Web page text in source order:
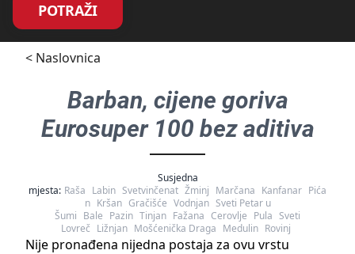
POTRAŽI
< Naslovnica
Barban, cijene goriva
Eurosuper 100 bez aditiva
Susjedna
mjesta: Raša Labin Svetvinčenat Žminj Marčana Kanfanar Pića
n Kršan Gračišće Vodnjan Sveti Petar u
Šumi Bale Pazin Tinjan Fažana Cerovlje Pula Sveti
Lovreč Ližnjan Mošćenička Draga Medulin Rovinj
Nije pronađena nijedna postaja za ovu vrstu